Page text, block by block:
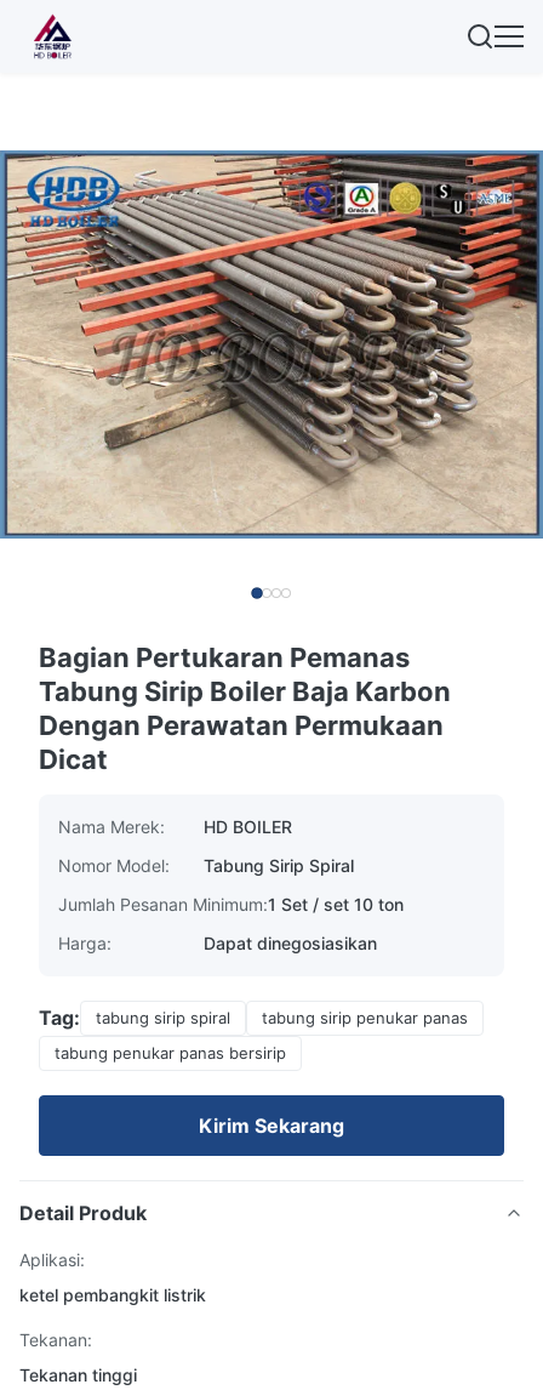
Bagian Pertukaran Pemanas
Tabung Sirip Boiler Baja Karbon
Dengan Perawatan Permukaan
Dicat
Nama Merek:
HD BOILER
Nomor Model:
Tabung Sirip Spiral
Jumlah Pesanan Minimum:1 Set / set 10 ton
Harga:
Dapat dinegosiasikan
Tag: tabung sirip spiral
tabung sirip penukar panas
tabung penukar panas bersirip
Kirim Sekarang
Detail Produk
Aplikasi:
ketel pembangkit listrik
Tekanan:
Tekanan tinggi